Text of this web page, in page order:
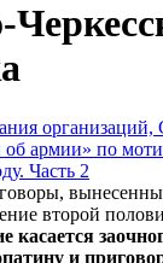
армии» по
Часть 2
второй
касается
и